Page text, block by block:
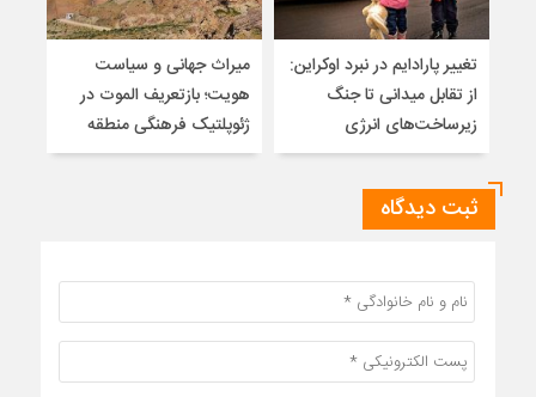
تغییر پارادایم در نبرد اوکراین:
از تقابل میدانی تا جنگ
زیرساخت‌های انرژی
میراث جهانی و سیاست
هویت؛ بازتعریف الموت در
ژئوپلتیک فرهنگی منطقه
ثبت دیدگاه